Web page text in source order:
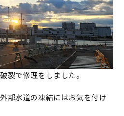
裂で修理をしました。
部水道の凍結にはお気を付け